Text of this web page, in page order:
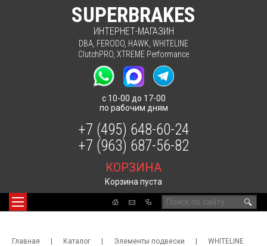
SUPERBRAKES
ИНТЕРНЕТ-МАГАЗИН
DBA FERODO HAWK WHITELINE
ClutchPRO XTREME Performance
с 10-00 до 17-00
по рабочим дням
🔍
КОРЗИНА
Корзина пуста
+7 (495) 648-60-24
+7 (963) 687-56-82
Главная | Каталог | Элементы подвески |
WHITELINE